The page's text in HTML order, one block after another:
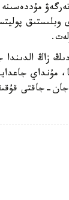
زاڭ الدىندا
مۇنداي
جان-جاقتى